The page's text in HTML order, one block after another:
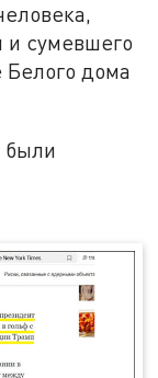
и сумевшего
Белого дома
были